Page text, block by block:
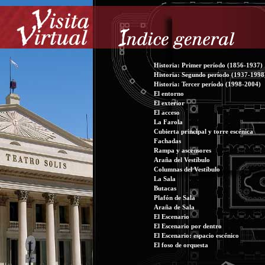
Historia: Primer período (1856-1937)
Historia: Segundo período (1937-
Historia: Tercer período (1998-2004)
El entorno
El exterior
El acceso
La Farola
Cubierta principal y torre escénica
Fachadas
Rampa y ascensores
Araña del Vestíbulo
Columnas del Vestíbulo
La Sala
Butacas
Plafón de Sala
Araña de Sala
El Escenario
El Escenario por dentro
El Escenario: espacio escénico
El foso de orquesta
Maquinaria escénica